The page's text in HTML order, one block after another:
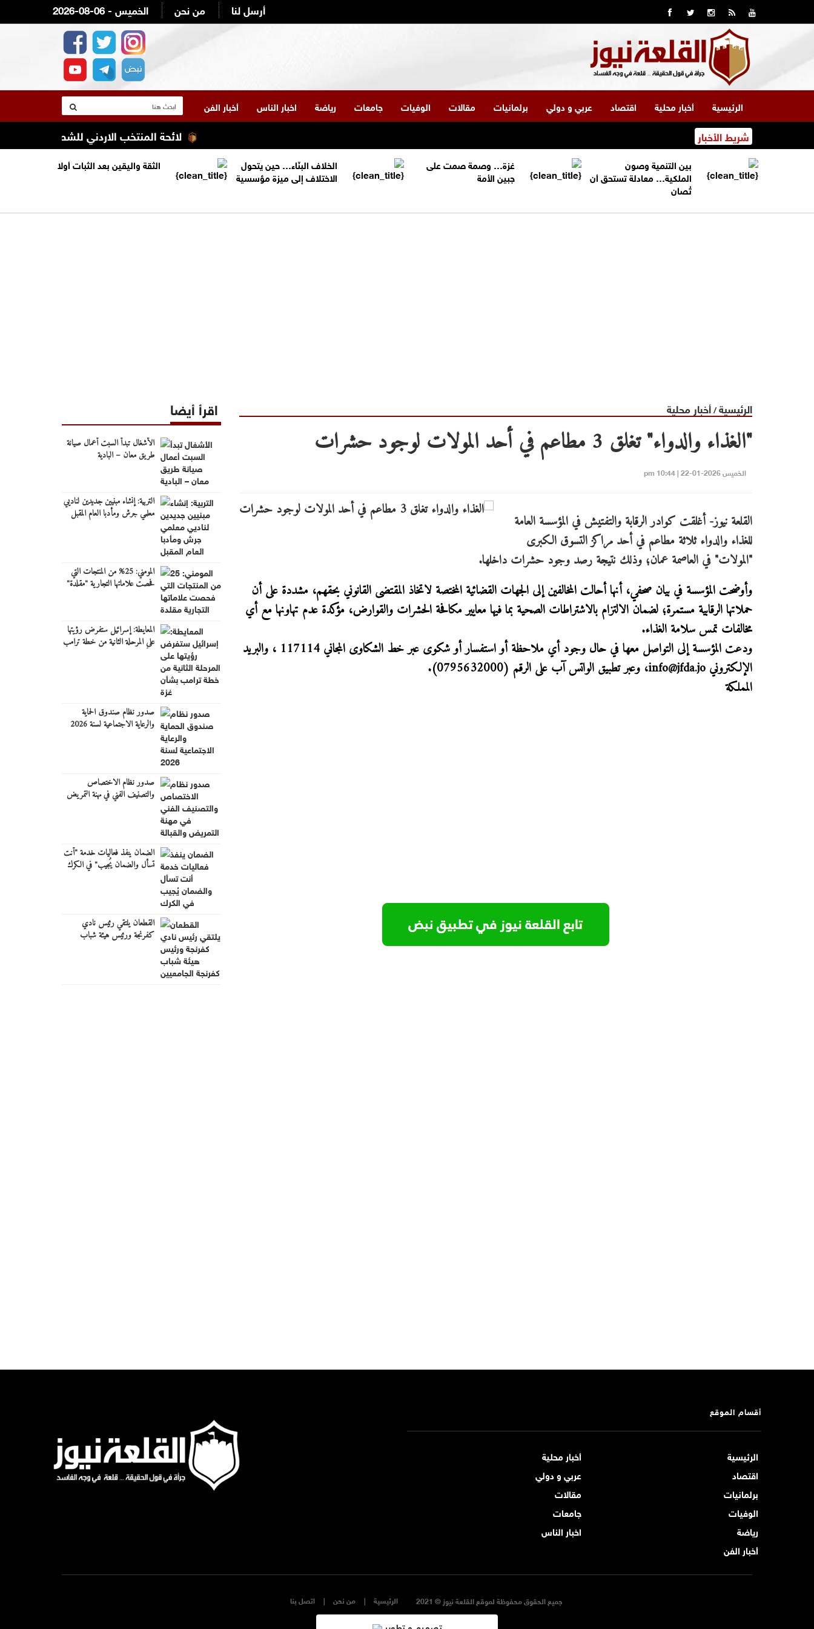
2026-08-06 - الخميس من نحن أرسل لنا
الرئيسية أخبار محلية اقتصاد عربي و دولي برلمانيات مقالات الوفيات جامعات رياضة اخبار الناس أخبار الفن
شريط الأخبار لائحة المنتخب الاردني للشطرنج المشارك في
بين التنمية وصون
الملكية… معادلة تستحق أن
تُصان
غزة… وصمة صمت على
جبين الأمة
الخلاف البنّاء… حين يتحول
الاختلاف إلى ميزة مؤسسية
الثقة واليقين بعد الثبات أولا
الرئيسية/أخبار محلية
"الغذاء والدواء" تغلق 3 مطاعم في أحد المولات لوجود حشرات
الخميس 2026-01-22 | 10:44 pm
القلعة نيوز- أغلقت كوادر الرقابة والتفتيش في المؤسسة العامة
للغذاء والدواء ثلاثة مطاعم في أحد مراكز التسوق الكبرى
"المولات" في العاصمة عمان؛ وذلك نتيجة رصد وجود حشرات داخلها.
وأوضحت المؤسسة في بيان صحفي، أنها أحالت المخالفين إلى الجهات القضائية المختصة لاتخاذ المقتضى القانوني بحقهم، مشددة على أن
حملاتها الرقابية مستمرة؛ لضمان الالتزام بالاشتراطات الصحية بما فيها معايير مكافحة الحشرات والقوارض، مؤكدة عدم تهاونها مع أي
مخالفات تمس سلامة الغذاء.
ودعت المؤسسة إلى التواصل معها في حال وجود أي ملاحظة أو استفسار أو شكوى عبر خط الشكاوى المجاني 117114 ، والبريد
الإلكتروني info@jfda.jo، وعبر تطبيق الواتس آب على الرقم (0795632000).
المملكة
اقرأ أيضا
الأشغال تبدأ السبت أعمال صيانة
طريق معان – البادية
التربية: إنشاء مبنيين جديدين لناديي
معلمي جرش ومأدبا العام المقبل
المومني: 25% من المنتجات التي
فحصت علاماتها التجارية "مقلدة"
المعايطة: إسرائيل ستفرض رؤيتها
على المرحلة الثانية من خطة ترامب
صدور نظام صندوق الحماية
والرعاية الاجتماعية لسنة 2026
صدور نظام الاختصاص
والتصنيف الفني في مهنة التمريض
الضمان ينفذ فعاليات خدمة "أنت
تسأل والضمان يُجيب" في الكرك
القطعان يلتقي رئيس نادي
كفرنجة ورئيس هيئة شباب
أقسام الموقع
الرئيسية
أخبار محلية
اقتصاد
عربي و دولي
برلمانيات
مقالات
الوفيات
جامعات
رياضة
اخبار الناس
أخبار الفن
جميع الحقوق محفوظة لموقع القلعة نيوز © 2021 اتصل بنا من نحن الرئيسية